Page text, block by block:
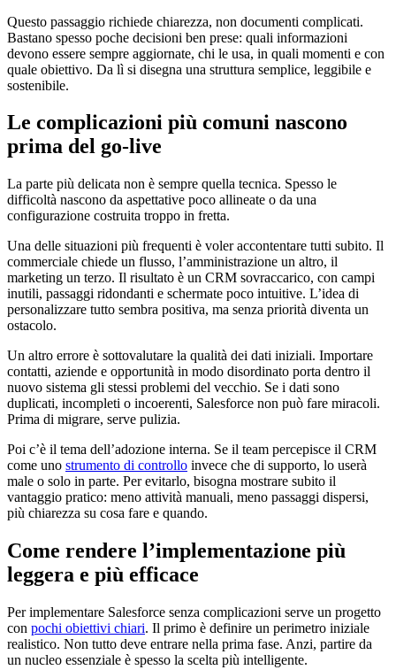
Questo passaggio richiede chiarezza, non documenti complicati.
Bastano spesso poche decisioni ben prese: quali informazioni
devono essere sempre aggiornate, chi le usa, in quali momenti e con
quale obiettivo. Da lì si disegna una struttura semplice, leggibile e
sostenibile.
Le complicazioni più comuni nascono
prima del go-live
La parte più delicata non è sempre quella tecnica. Spesso le
difficoltà nascono da aspettative poco allineate o da una
configurazione costruita troppo in fretta.
Una delle situazioni più frequenti è voler accontentare tutti subito. Il
commerciale chiede un flusso, l’amministrazione un altro, il
marketing un terzo. Il risultato è un CRM sovraccarico, con campi
inutili, passaggi ridondanti e schermate poco intuitive. L’idea di
personalizzare tutto sembra positiva, ma senza priorità diventa un
ostacolo.
Un altro errore è sottovalutare la qualità dei dati iniziali. Importare
contatti, aziende e opportunità in modo disordinato porta dentro il
nuovo sistema gli stessi problemi del vecchio. Se i dati sono
duplicati, incompleti o incoerenti, Salesforce non può fare miracoli.
Prima di migrare, serve pulizia.
Poi c’è il tema dell’adozione interna. Se il team percepisce il CRM
come uno strumento di controllo invece che di supporto, lo userà
male o solo in parte. Per evitarlo, bisogna mostrare subito il
vantaggio pratico: meno attività manuali, meno passaggi dispersi,
più chiarezza su cosa fare e quando.
Come rendere l’implementazione più
leggera e più efficace
Per implementare Salesforce senza complicazioni serve un progetto
con pochi obiettivi chiari. Il primo è definire un perimetro iniziale
realistico. Non tutto deve entrare nella prima fase. Anzi, partire da
un nucleo essenziale è spesso la scelta più intelligente.